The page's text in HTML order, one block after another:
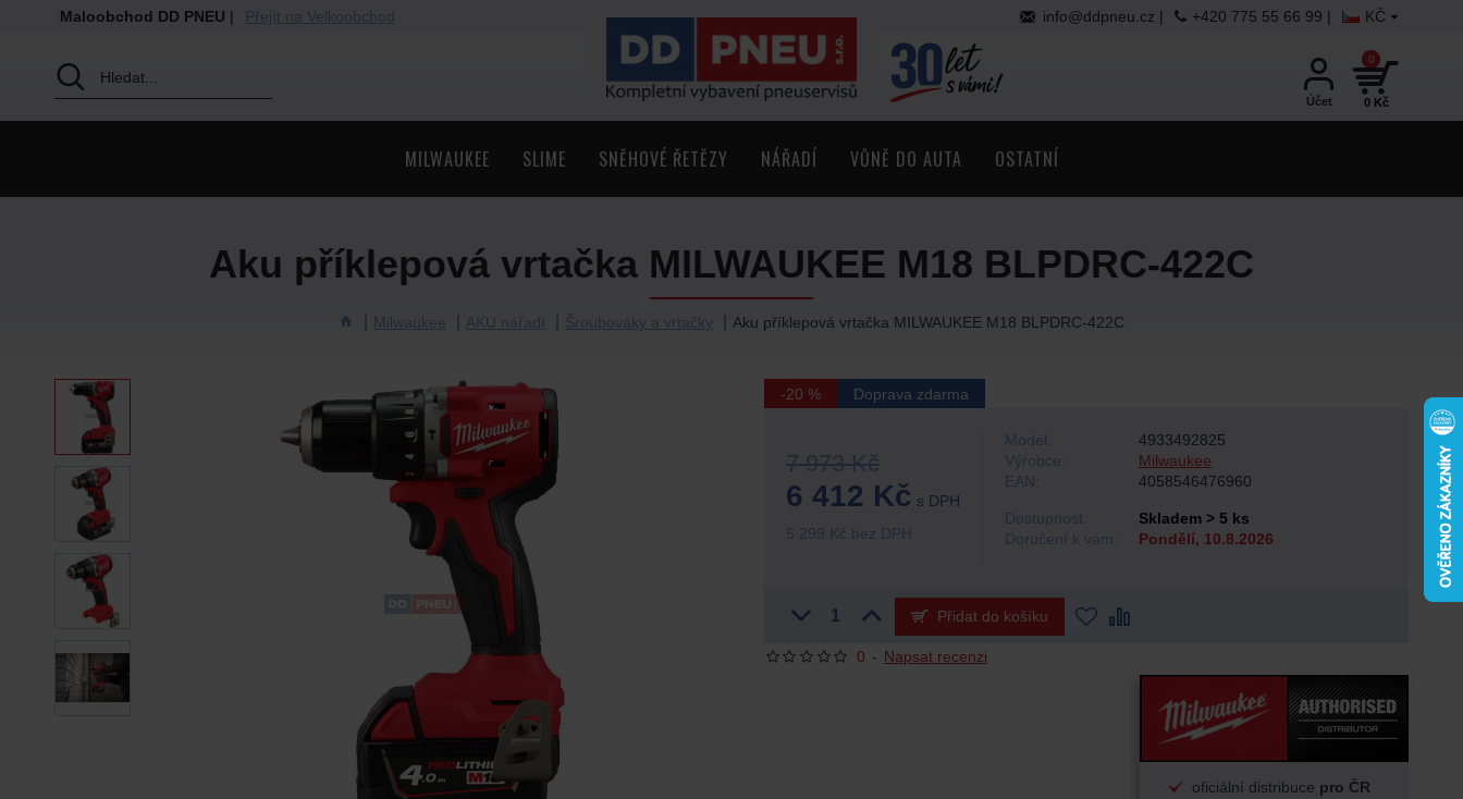
Maloobchod DD PNEU | Přejít na Velkoobchod KČ
info@ddpneu.cz | +420 775 55 66 99 |
Účet 0 Kč
0
MILWAUKEE SLIME SNĚHOVÉ ŘETĚZY NÁŘADÍ VŮNĚ DO AUTA OSTATNÍ
Milwaukee AKU nářadí Šroubováky a vrtačky Aku příklepová vrtačka MILWAUKEE M18 BLPDRC-422C
Aku příklepová vrtačka MILWAUKEE M18 BLPDRC-422C
Doprava zdarma
-20 %
0 - Napsat recenzi
7 973 Kč
6 412 Kč s DPH
5 299 Kč bez DPH
Dostupnost:
Skladem > 5 ks
Doručení k vám:
Pondělí, 10.8.2026
Výrobce: Milwaukee
Model: 4933492825
EAN: 4058546476960
Přidat do košíku
oficiální distribuce pro ČR